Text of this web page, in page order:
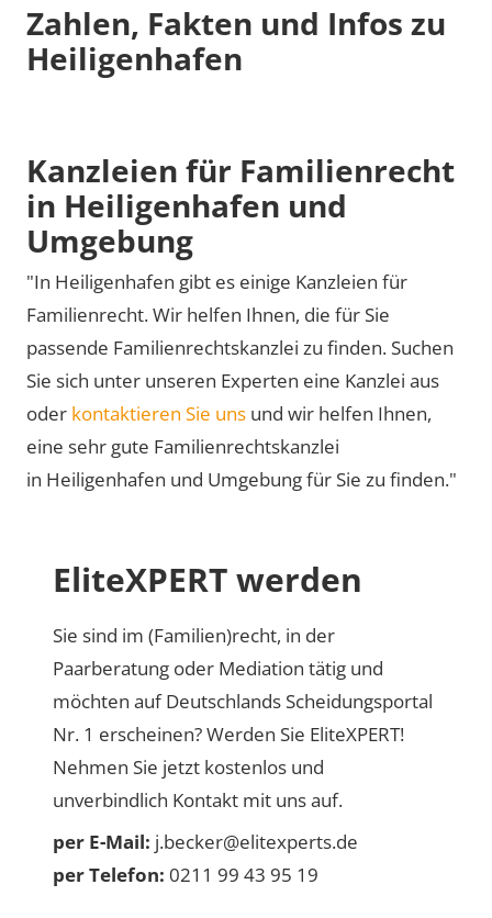
Zahlen, Fakten und Infos zu
Heiligenhafen
Kanzleien für Familienrecht
in Heiligenhafen und
Umgebung
"In Heiligenhafen gibt es einige Kanzleien für
Familienrecht. Wir helfen Ihnen, die für Sie
passende Familienrechtskanzlei zu finden. Suchen
Sie sich unter unseren Experten eine Kanzlei aus
oder kontaktieren Sie uns und wir helfen Ihnen,
eine sehr gute Familienrechtskanzlei
in Heiligenhafen und Umgebung für Sie zu finden."
EliteXPERT werden
Sie sind im (Familien)recht, in der
Paarberatung oder Mediation tätig und
möchten auf Deutschlands Scheidungsportal
Nr. 1 erscheinen? Werden Sie EliteXPERT!
Nehmen Sie jetzt kostenlos und
unverbindlich Kontakt mit uns auf.
per E-Mail: j.becker@elitexperts.de
per Telefon: 0211 99 43 95 19